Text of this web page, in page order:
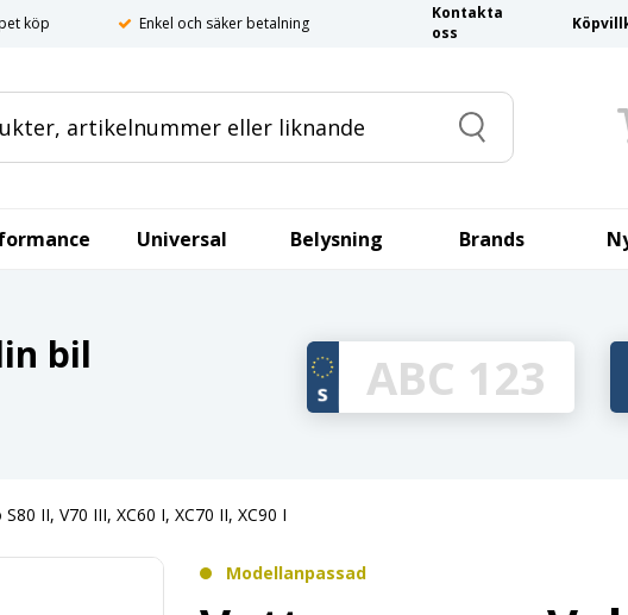
köp Enkel och säker betalning
Kontakta
oss
Search
Universal Belysning Brands
bil
II, V70 III, XC60 I, XC70 II, XC90 I
Modellanpassad